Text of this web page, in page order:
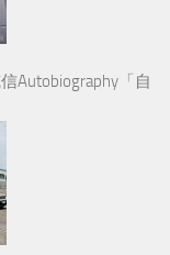
Autobiography「自